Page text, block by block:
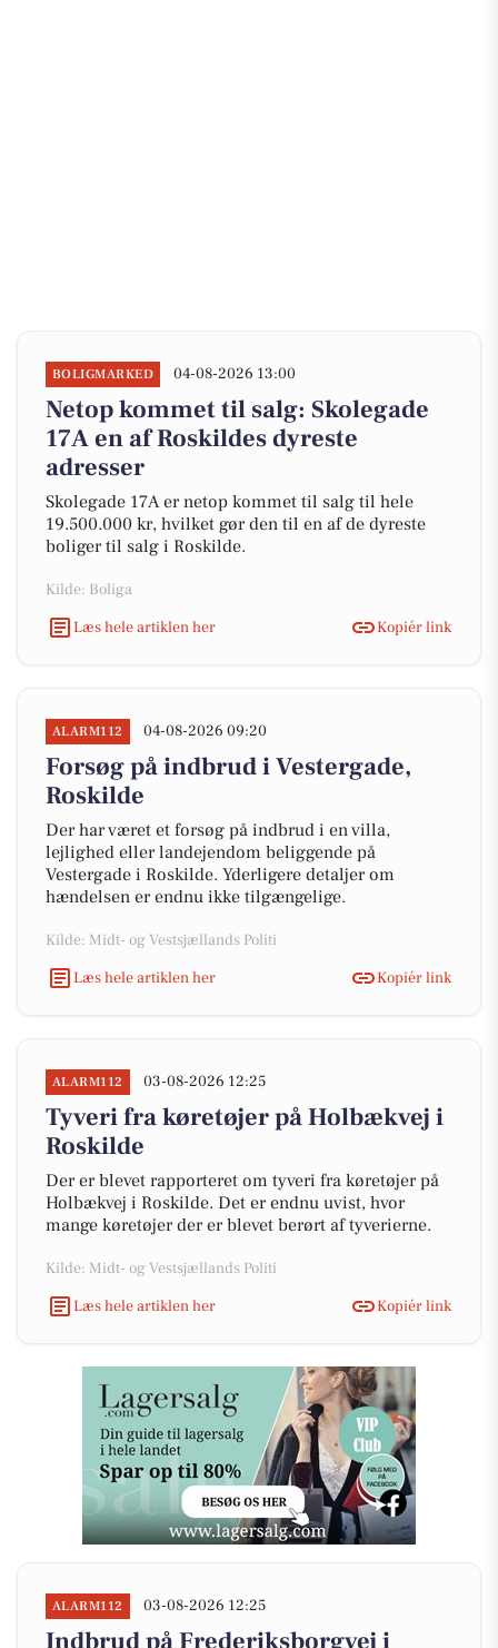
BOLIGMARKED 04-08-2026 13:00
Netop kommet til salg: Skolegade
17A en af Roskildes dyreste
adresser
Skolegade 17A er netop kommet til salg til hele
19.500.000 kr, hvilket gør den til en af de dyreste
boliger til salg i Roskilde.
Kilde: Boliga
Læs hele artiklen her
Kopiér link
ALARM112 04-08-2026 09:20
Forsøg på indbrud i Vestergade,
Roskilde
Der har været et forsøg på indbrud i en villa,
lejlighed eller landejendom beliggende på
Vestergade i Roskilde. Yderligere detaljer om
hændelsen er endnu ikke tilgængelige.
Kilde: Midt- og Vestsjællands Politi
Læs hele artiklen her
Kopiér link
ALARM112 03-08-2026 12:25
Tyveri fra køretøjer på Holbækvej i
Roskilde
Der er blevet rapporteret om tyveri fra køretøjer på
Holbækvej i Roskilde. Det er endnu uvist, hvor
mange køretøjer der er blevet berørt af tyverierne.
Kilde: Midt- og Vestsjællands Politi
Læs hele artiklen her
Kopiér link
ALARM112 03-08-2026 12:25
Indbrud på Frederiksborgvej i